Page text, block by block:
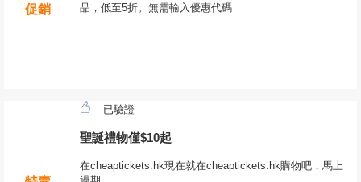
促銷
品，低至5折。無需輸入優惠代碼
已驗證
聖誕禮物僅$10起
在cheaptickets.hk現在就在cheaptickets.hk購物吧，馬上